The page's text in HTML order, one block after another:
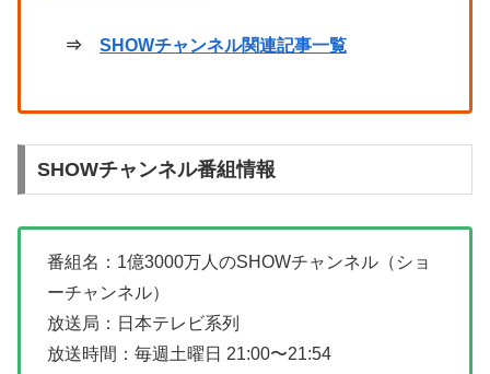
⇒ SHOWチャンネル関連記事一覧
SHOWチャンネル番組情報
番組名：1億3000万人のSHOWチャンネル（ショ
ーチャンネル）
放送局：日本テレビ系列
放送時間：毎週土曜日 21:00〜21:54